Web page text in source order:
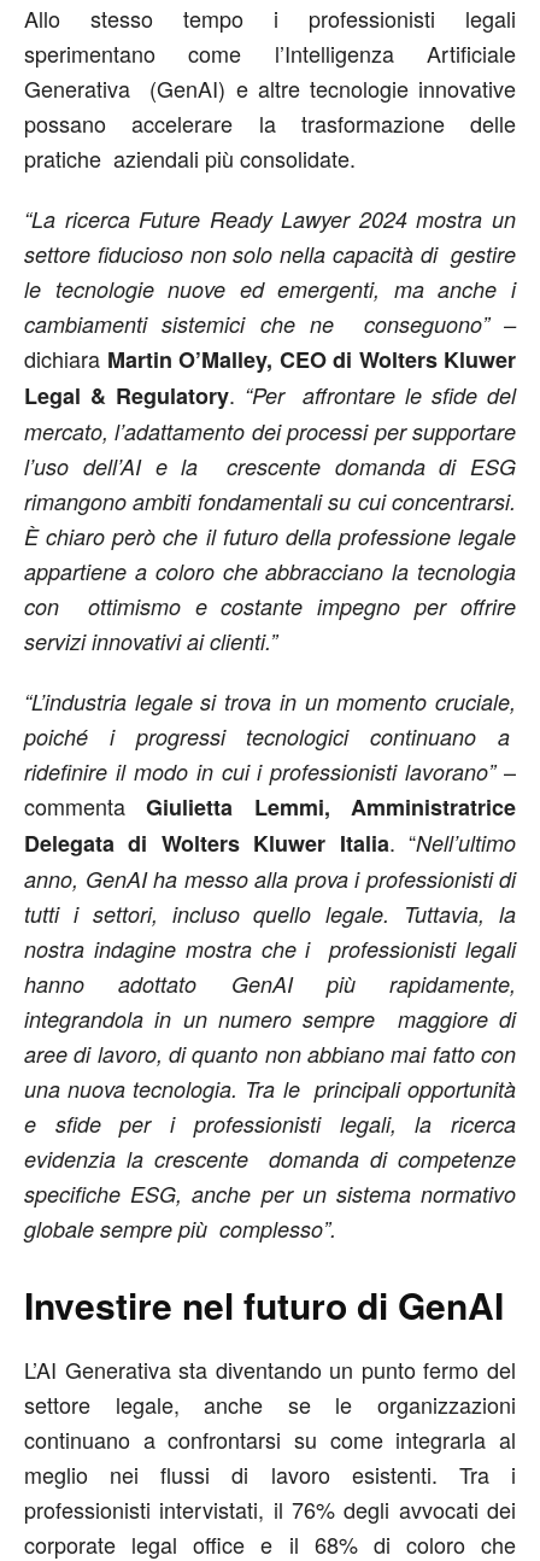
Allo stesso tempo i professionisti legali
sperimentano come l’Intelligenza Artificiale
Generativa (GenAI) e altre tecnologie innovative
possano accelerare la trasformazione delle
pratiche aziendali più consolidate.
“La ricerca Future Ready Lawyer 2024 mostra un
settore fiducioso non solo nella capacità di gestire
le tecnologie nuove ed emergenti, ma anche i
cambiamenti sistemici che ne conseguono” –
dichiara Martin O’Malley, CEO di Wolters Kluwer
Legal & Regulatory. “Per affrontare le sfide del
mercato, l’adattamento dei processi per supportare
l’uso dell’AI e la crescente domanda di ESG
rimangono ambiti fondamentali su cui concentrarsi.
È chiaro però che il futuro della professione legale
appartiene a coloro che abbracciano la tecnologia
con ottimismo e costante impegno per offrire
servizi innovativi ai clienti.”
“L’industria legale si trova in un momento cruciale,
poiché i progressi tecnologici continuano a
ridefinire il modo in cui i professionisti lavorano”–
commentaGiulietta Lemmi, Amministratrice
Delegata di Wolters Kluwer Italia. “Nell’ultimo
anno, GenAI ha messo alla prova i professionisti di
tutti i settori, incluso quello legale. Tuttavia, la
nostra indagine mostra che i professionisti legali
hanno adottato GenAI più rapidamente,
integrandola in un numero sempre maggiore di
aree di lavoro, di quanto non abbiano mai fatto con
una nuova tecnologia. Tra le principali opportunità
e sfide per i professionisti legali, la ricerca
evidenzia la crescente domanda di competenze
specifiche ESG, anche per un sistema normativo
globale sempre più complesso”.
Investire nel futuro di GenAI
L’AI Generativa sta diventando un punto fermo del
settore legale, anche se le organizzazioni
continuano a confrontarsi su come integrarla al
meglio nei flussi di lavoro esistenti. Tra i
professionisti intervistati, il 76% degli avvocati dei
corporate legal office e il 68% di coloro che